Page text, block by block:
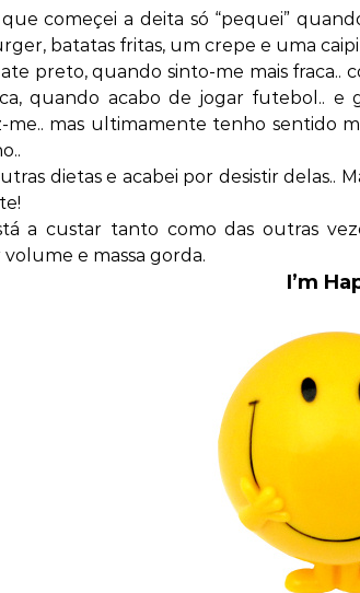
que começei a deita só “pequei”
batatas fritas, um crepe e uma
preto, quando sinto-me mais fraca..
quando acabo de jogar futebol.. e
me.. mas ultimamente tenho sentido
dietas e acabei por desistir delas..
a custar tanto como das outras
e massa gorda.
I’m